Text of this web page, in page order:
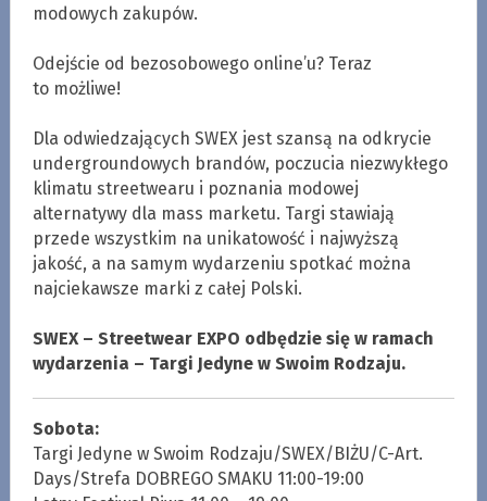
modowych zakupów.
Odejście od bezosobowego online’u? Teraz
to możliwe!
Dla odwiedzających SWEX jest szansą na odkrycie
undergroundowych brandów, poczucia niezwykłego
klimatu streetwearu i poznania modowej
alternatywy dla mass marketu. Targi stawiają
przede wszystkim na unikatowość i najwyższą
jakość, a na samym wydarzeniu spotkać można
najciekawsze marki z całej Polski.
SWEX – Streetwear EXPO odbędzie się w ramach
wydarzenia – Targi Jedyne w Swoim Rodzaju.
Sobota:
Targi Jedyne w Swoim Rodzaju/SWEX/BIŻU/C-Art.
Days/Strefa DOBREGO SMAKU 11:00-19:00